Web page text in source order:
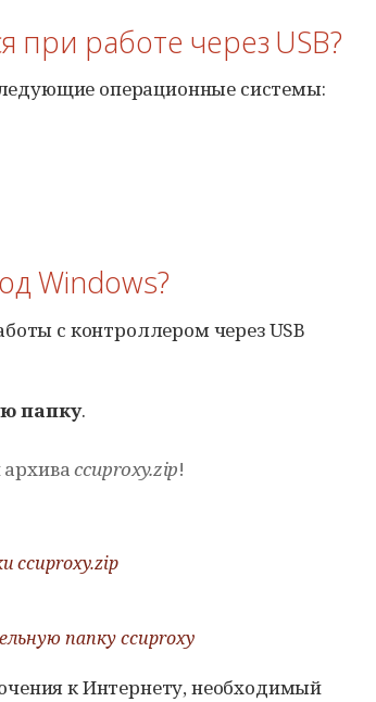
работе через USB?
операционные системы:
Windows?
с контроллером через USB
папку.
архиваccuproxy.zip!
ccuproxy.zip
папкуccuproxy
к Интернету, необходимый